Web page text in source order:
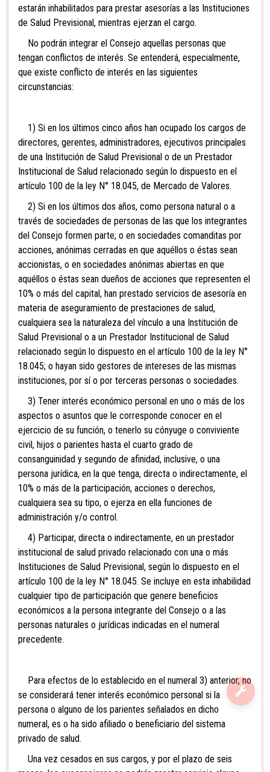
estarán inhabilitados para prestar asesorías a las Instituciones
de Salud Previsional, mientras ejerzan el cargo.
No podrán integrar el Consejo aquellas personas que
tengan conflictos de interés. Se entenderá, especialmente,
que existe conflicto de interés en las siguientes
circunstancias:
1) Si en los últimos cinco años han ocupado los cargos de
directores, gerentes, administradores, ejecutivos principales
de una Institución de Salud Previsional o de un Prestador
Institucional de Salud relacionado según lo dispuesto en el
artículo 100 de la ley N° 18.045, de Mercado de Valores.
2) Si en los últimos dos años, como persona natural o a
través de sociedades de personas de las que los integrantes
del Consejo formen parte; o en sociedades comanditas por
acciones, anónimas cerradas en que aquéllos o éstas sean
accionistas, o en sociedades anónimas abiertas en que
aquéllos o éstas sean dueños de acciones que representen el
10% o más del capital, han prestado servicios de asesoría en
materia de aseguramiento de prestaciones de salud,
cualquiera sea la naturaleza del vínculo a una Institución de
Salud Previsional o a un Prestador Institucional de Salud
relacionado según lo dispuesto en el artículo 100 de la ley N°
18.045; o hayan sido gestores de intereses de las mismas
instituciones, por sí o por terceras personas o sociedades.
3) Tener interés económico personal en uno o más de los
aspectos o asuntos que le corresponde conocer en el
ejercicio de su función, o tenerlo su cónyuge o conviviente
civil, hijos o parientes hasta el cuarto grado de
consanguinidad y segundo de afinidad, inclusive, o una
persona jurídica, en la que tenga, directa o indirectamente, el
10% o más de la participación, acciones o derechos,
cualquiera sea su tipo, o ejerza en ella funciones de
administración y/o control.
4) Participar, directa o indirectamente, en un prestador
institucional de salud privado relacionado con una o más
Instituciones de Salud Previsional, según lo dispuesto en el
artículo 100 de la ley N° 18.045. Se incluye en esta inhabilidad
cualquier tipo de participación que genere beneficios
económicos a la persona integrante del Consejo o a las
personas naturales o jurídicas indicadas en el numeral
precedente.
Para efectos de lo establecido en el numeral 3) anterior, no
se considerará tener interés económico personal si la
persona o alguno de los parientes señalados en dicho
numeral, es o ha sido afiliado o beneficiario del sistema
privado de salud.
Una vez cesados en sus cargos, y por el plazo de seis